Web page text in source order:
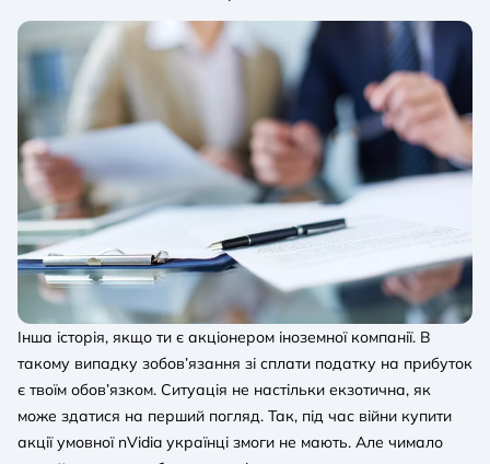
Інша історія, якщо ти є акціонером іноземної компанії. В
такому випадку зобов’язання зі сплати податку на прибуток
є твоїм обов’язком. Ситуація не настільки екзотична, як
може здатися на перший погляд. Так, під час війни купити
акції умовної nVidia українці змоги не мають. Але чимало